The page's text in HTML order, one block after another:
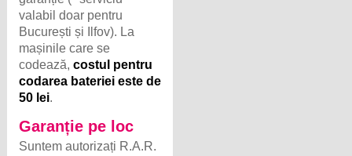
valabil doar pentru
București și Ilfov). La
mașinile care se
codează,costul pentru
codarea bateriei este de
50 lei.
Garanție pe loc
Suntem autorizați R.A.R.